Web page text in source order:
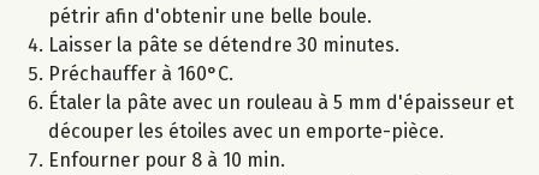
pétrir afin d'obtenir une belle boule.
Laisser la pâte se détendre 30 minutes.
Préchauffer à 160°C.
Étaler la pâte avec un rouleau à 5 mm d'épaisseur et
découper les étoiles avec un emporte-pièce.
Enfourner pour 8 à 10 min.